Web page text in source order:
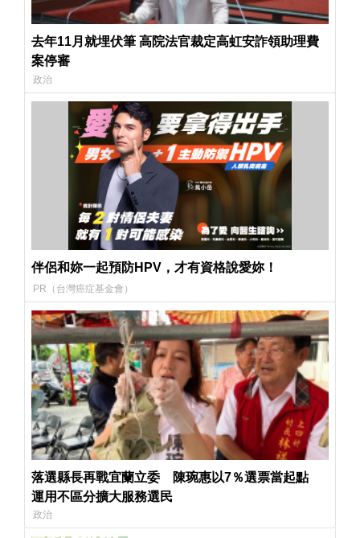
去年11月就埋伏筆 高院法官裁定高虹安詐領助理費
案停審
政治
伴侶和妳一起預防HPV，才有資格說愛妳！
PR（台灣癌症基金會）
落選縣長再戰宜蘭立委 陳琬惠以7％選票當起點
運用不區分擴大服務選民
政治